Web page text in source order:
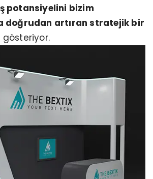
potansiyelini bizim
doğrudan artıran stratejik bir